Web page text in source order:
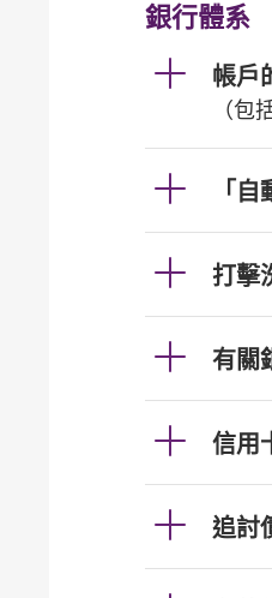
銀行體系
帳戶
（包
「
打擊
有關
信用
追討